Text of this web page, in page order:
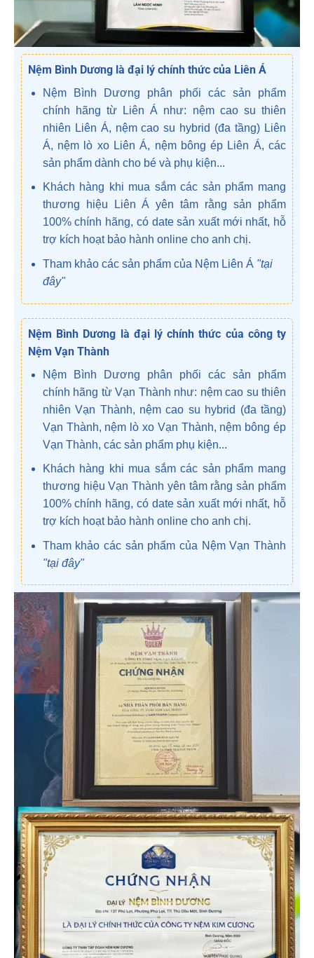
Nệm Bình Dương là đại lý chính thức của Liên Á
Nệm Bình Dương phân phối các sản phẩm
chính hãng từ Liên Á như: nệm cao su thiên
nhiên Liên Á, nệm cao su hybrid (đa tầng) Liên
Á, nệm lò xo Liên Á, nệm bông ép Liên Á, các
sản phẩm dành cho bé và phụ kiện...
Khách hàng khi mua sắm các sản phẩm mang
thương hiệu Liên Á yên tâm rằng sản phẩm
100% chính hãng, có date sản xuất mới nhất, hỗ
trợ kích hoạt bảo hành online cho anh chị.
Tham khảo các sản phẩm của Nệm Liên Á "tại
đây"
Nệm Bình Dương là đại lý chính thức của công ty
Nệm Vạn Thành
Nệm Bình Dương phân phối các sản phẩm
chính hãng từ Vạn Thành như: nệm cao su thiên
nhiên Vạn Thành, nệm cao su hybrid (đa tầng)
Vạn Thành, nệm lò xo Vạn Thành, nệm bông ép
Vạn Thành, các sản phẩm phụ kiện...
Khách hàng khi mua sắm các sản phẩm mang
thương hiệu Vạn Thành yên tâm rằng sản phẩm
100% chính hãng, có date sản xuất mới nhất, hỗ
trợ kích hoạt bảo hành online cho anh chị.
Tham khảo các sản phẩm của Nệm Vạn Thành
"tại đây"